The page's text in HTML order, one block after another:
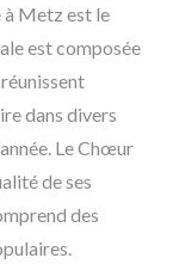
à Metz est le
est composée
dans divers
Le Chœur
de ses
des